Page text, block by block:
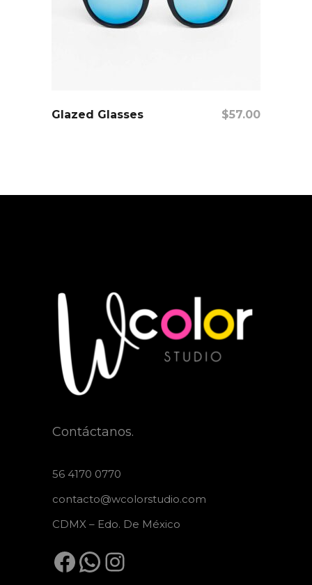
Añadir Al Carrito
Glazed Glasses $57.00
Contáctanos.
56 4170 0770
contacto@wcolorstudio.com
CDMX – Edo. De México
Facebook
WhatsApp
Instagram